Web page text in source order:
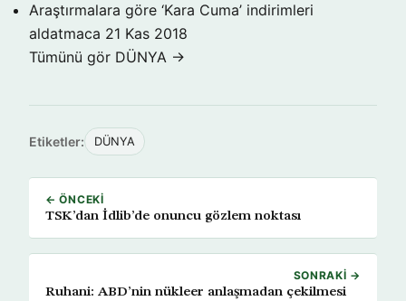
Araştırmalara göre ‘Kara Cuma’ indirimleri
aldatmaca 21 Kas 2018
Tümünü gör DÜNYA →
Etiketler: DÜNYA
← ÖNCEKI
TSK’dan İdlib’de onuncu gözlem noktası
SONRAKI →
Ruhani: ABD’nin nükleer anlaşmadan çekilmesi